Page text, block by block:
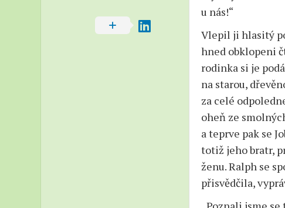
u nás!“
Vlepil ji hlasitý
hned obklopeni
rodinka si je
na starou,
za celé
oheň ze
a teprve pak se
totiž jeho bratr,
ženu. Ralph se
přisvědčila,